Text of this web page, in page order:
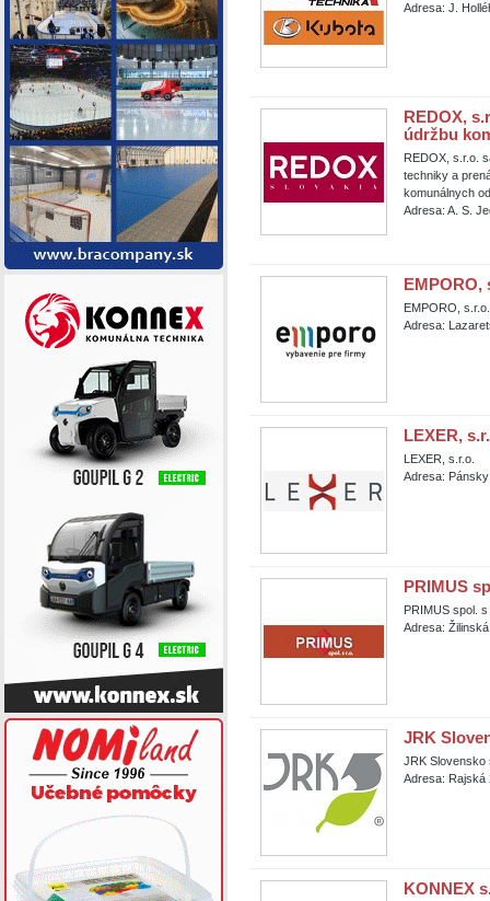
Adresa: J.
REDOX,
údržbu
REDOX, s.r.o.
techniky a
komunálnych
Adresa: A. S.
EMPORO,
EMPORO, s.r.o.
Adresa:
LEXER,
LEXER, s.r.o.
Adresa:
PRIMUS
PRIMUS spol. s
Adresa:
JRK
JRK Slovensko
Adresa: Rajská
KONNEX